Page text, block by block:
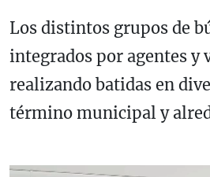
Los distintos grupos de
integrados por agentes y
realizando batidas en
término municipal y